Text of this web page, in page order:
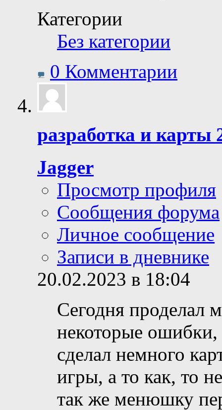
Категории
Без категории
0 Комментарии
разработка и карты
Jagger
Просмотр профиля
Сообщения форума
Личное сообщение
Записи в дневнике
20.02.2023 в 18:04
Сегодня проделал
некоторые ошибки,
сделал немного
игры, а то как, то
так же менюшку